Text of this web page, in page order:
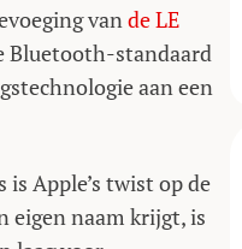
van de LE
Bluetooth-standaard
aan een
Apple’s twist op de
eigen naam krijgt, is